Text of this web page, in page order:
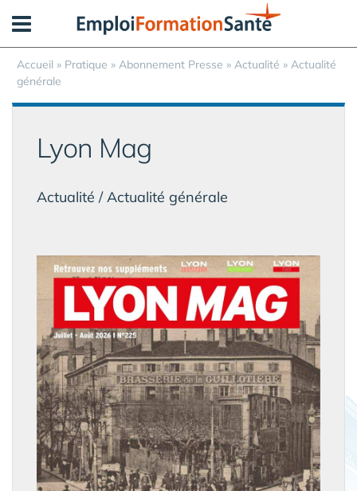
Accueil » Pratique » Abonnement Presse » Actualité » Actualité
générale
Lyon Mag
Actualité / Actualité générale